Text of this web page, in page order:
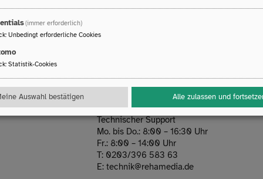
Reparaturservice
Technischer Support
Mo. bis Do.: 8:00 – 16:30 Uhr
Fr.: 8:00 – 14:00 Uhr
T: 0203/396 583 63
E: technik@rehamedia.de
(immer erforderlich)
: Unbedingt erforderliche Cookies
: Statistik-Cookies
Auswahl bestätigen Alle zulassen und